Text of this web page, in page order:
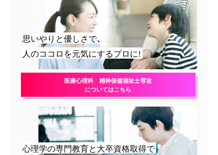
思いやりと優しさで、
人のココロを元気にするプロに!
医療心理科 精神保健福祉士専攻
についてはこちら
心理学の専門教育と大卒資格取得で